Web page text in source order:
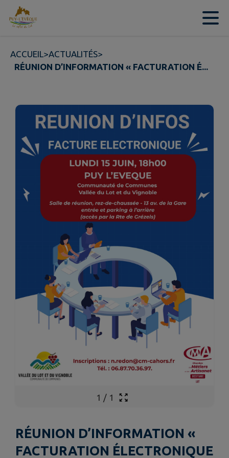
Contenu
ACCUEIL>ACTUALITÉS>
RÉUNION D’INFORMATION « FACTURATION É...
1 / 1
RÉUNION D’INFORMATION «
FACTURATION ÉLECTRONIQUE